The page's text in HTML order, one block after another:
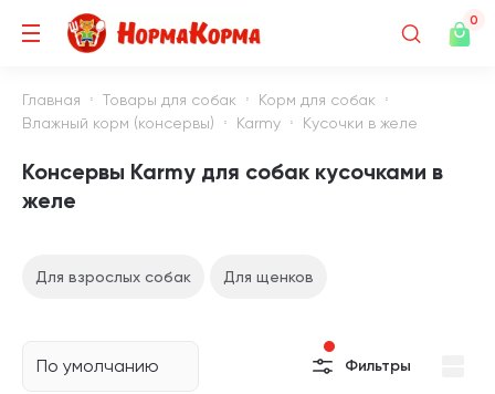
0
Главная Товары для собак
Корм для собак
Влажный корм (консервы)
Karmy Кусочки в желе
Консервы Karmy для собак кусочками в
желе
Для взрослых собак Для щенков
По умолчанию Фильтры